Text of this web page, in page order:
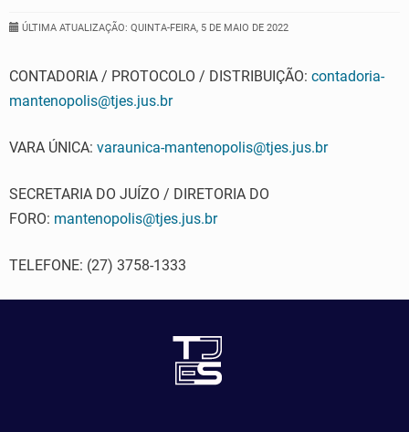
ÚLTIMA ATUALIZAÇÃO: QUINTA-FEIRA, 5 DE MAIO DE 2022
CONTADORIA / PROTOCOLO / DISTRIBUIÇÃO: contadoria-
mantenopolis@tjes.jus.br
VARA ÚNICA: varaunica-mantenopolis@tjes.jus.br
SECRETARIA DO JUÍZO / DIRETORIA DO
FORO: mantenopolis@tjes.jus.br
TELEFONE: (27) 3758-1333